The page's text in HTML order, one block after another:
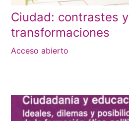
Ciudad: contrastes y
transformaciones
Acceso abierto